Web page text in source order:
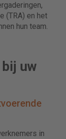
(TRA) en het
hun team.
uw
in